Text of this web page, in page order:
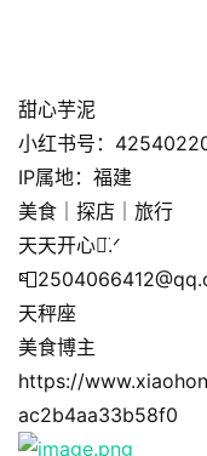
甜心芋泥
小红书号：
IP属地：福建
美食｜探店｜旅行
天天开心ᯅ̈.ᐟ
天秤座
美食博主
https://
ac2b4aa33b58f0